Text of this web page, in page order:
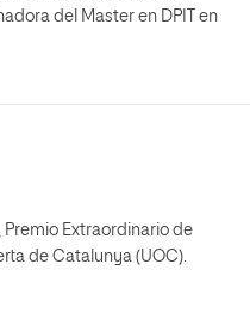
del Master en DPIT en
Extraordinario de
de Catalunya (UOC).